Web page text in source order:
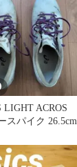
LIGHT ACROS
スパイク 26.5cm